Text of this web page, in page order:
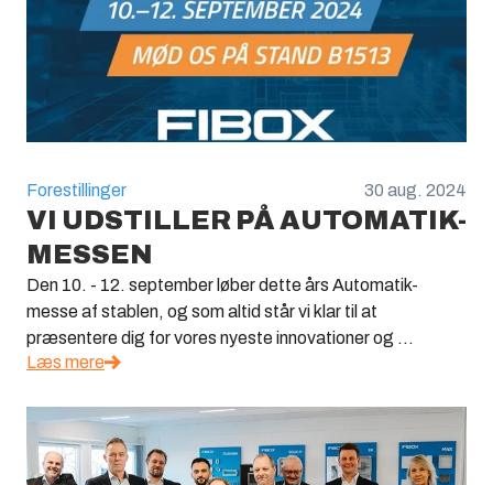
Forestillinger 30 aug. 2024
VI UDSTILLER PÅ AUTOMATIK-
MESSEN
Den 10. - 12. september løber dette års Automatik-
messe af stablen, og som altid står vi klar til at
præsentere dig for vores nyeste innovationer og ...
Læs mere